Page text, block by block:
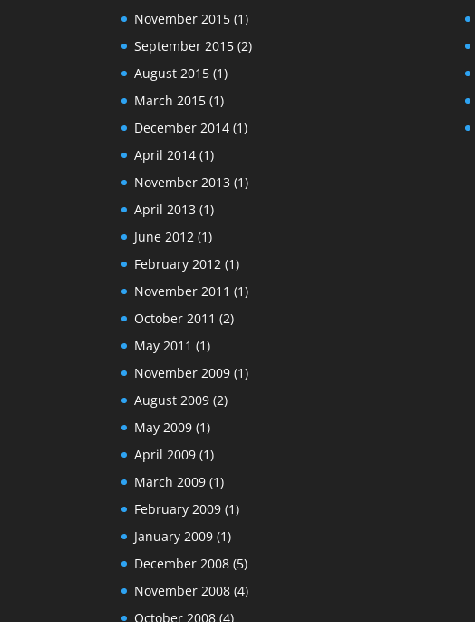
November 2015 (1)
September 2015 (2)
August 2015 (1)
March 2015 (1)
December 2014 (1)
April 2014 (1)
November 2013 (1)
April 2013 (1)
June 2012 (1)
February 2012 (1)
November 2011 (1)
October 2011 (2)
May 2011 (1)
November 2009 (1)
August 2009 (2)
May 2009 (1)
April 2009 (1)
March 2009 (1)
February 2009 (1)
January 2009 (1)
December 2008 (5)
November 2008 (4)
October 2008 (4)